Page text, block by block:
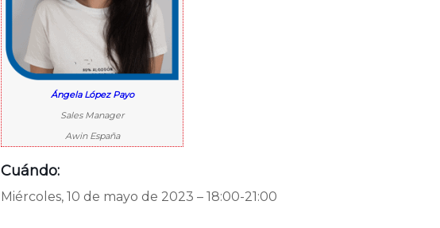
Ángela López Payo
Sales Manager
Awin España
Cuándo:
Miércoles, 10 de mayo de 2023 – 18:00-21:00